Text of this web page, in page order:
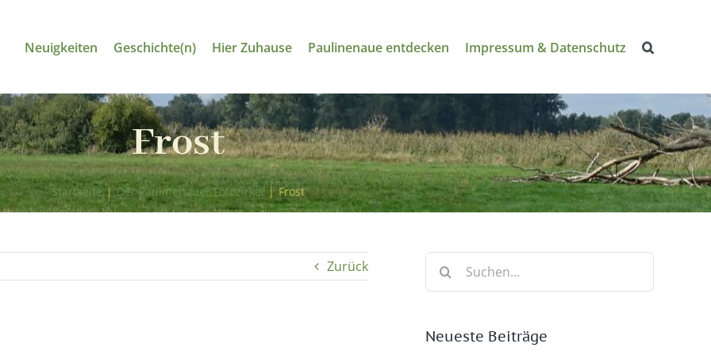
Neuigkeiten Geschichte(n) Hier Zuhause Paulinenaue entdecken Impressum & Datenschutz
Frost
Startseite | Der Paulinenauer Fotozirkel | Frost
Zurück
Suche
Neueste Beiträge